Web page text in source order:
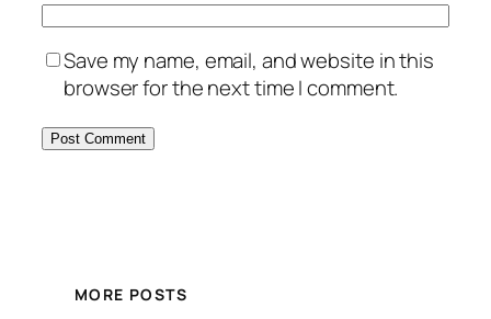
Save my name, email, and website in this
browser for the next time I comment.
MORE POSTS